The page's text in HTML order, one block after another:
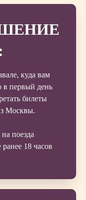
куда вам
в первый день
билеты
Москвы.
поезда
18 часов